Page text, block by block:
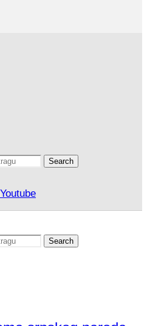
Search
Youtube
Search